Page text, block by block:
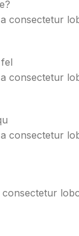
consectetur
consectetur
consectetur